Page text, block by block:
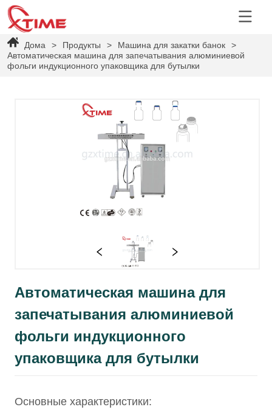
Дома > Продукты > Машина для закатки банок
>
Автоматическая машина для запечатывания алюминиевой
фольги индукционного упаковщика для бутылки
Автоматическая машина для
запечатывания алюминиевой
фольги индукционного
упаковщика для бутылки